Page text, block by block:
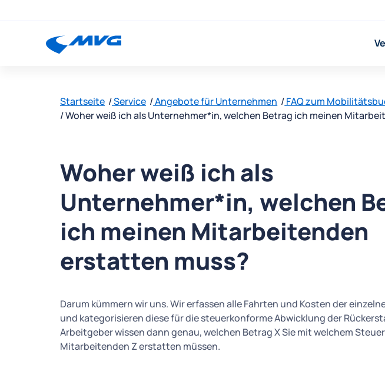
Startseite Service Angebote für Unternehmen
FAQ zum
Woher weiß ich als Unternehmer*in, welchen Betrag ich meinen
Woher weiß ich als
Unternehmer*in, welchen
ich meinen Mitarbeitenden
erstatten muss?
Darum kümmern wir uns. Wir erfassen alle Fahrten und Kosten der
und kategorisieren diese für die steuerkonforme Abwicklung der
Arbeitgeber wissen dann genau, welchen Betrag X Sie mit welchem
Mitarbeitenden Z erstatten müssen.